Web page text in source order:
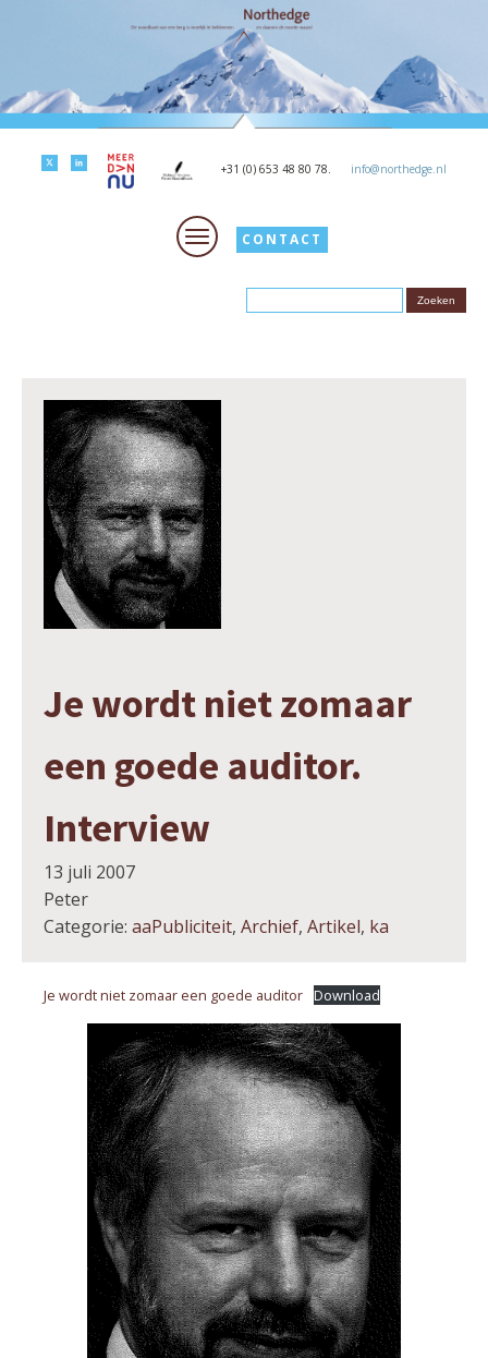
+31 (0) 653 48 80 78. info@northedge.nl
CONTACT
Je wordt niet zomaar
een goede auditor.
Interview
13 juli 2007
Peter
Categorie: aaPubliciteit, Archief, Artikel, ka
Je wordt niet zomaar een goede auditor Download